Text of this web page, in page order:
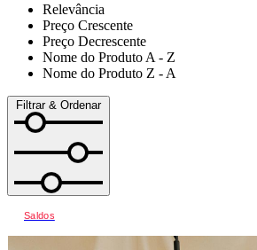
Relevância
Preço Crescente
Preço Decrescente
Nome do Produto A - Z
Nome do Produto Z - A
Filtrar & Ordenar
Saldos